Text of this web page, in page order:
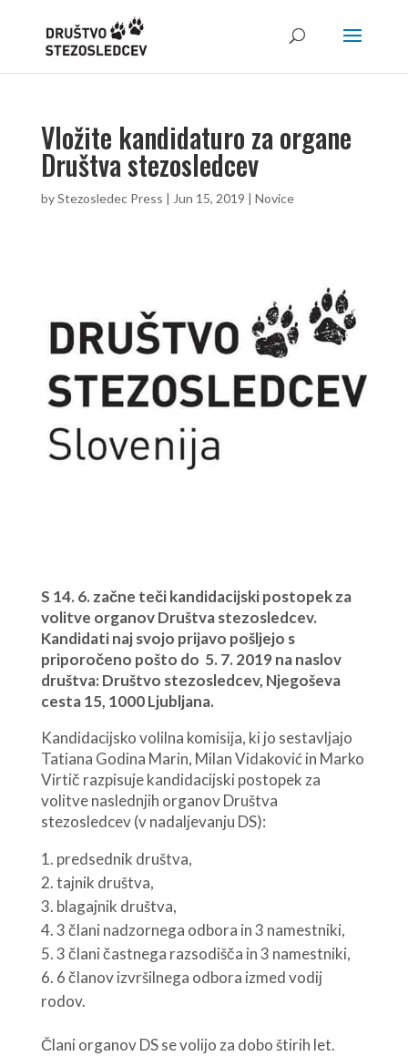
Vložite kandidaturo za organe
Društva stezosledcev
byStezosledec Press | Jun 15, 2019 | Novice
S 14. 6. začne teči kandidacijski postopek za
volitve organov Društva stezosledcev.
Kandidati naj svojo prijavo pošljejo s
priporočeno pošto do 5. 7. 2019 na naslov
društva: Društvo stezosledcev, Njegoševa
cesta 15, 1000 Ljubljana.
Kandidacijsko volilna komisija, ki jo sestavljajo
Tatiana Godina Marin, Milan Vidaković in Marko
Virtič razpisuje kandidacijski postopek za
volitve naslednjih organov Društva
stezosledcev (v nadaljevanju DS):
predsednik društva,
tajnik društva,
blagajnik društva,
3 člani nadzornega odbora in 3 namestniki,
3 člani častnega razsodišča in 3 namestniki,
6 članov izvršilnega odbora izmed vodij
rodov.
Člani organov DS se volijo za dobo štirih let.